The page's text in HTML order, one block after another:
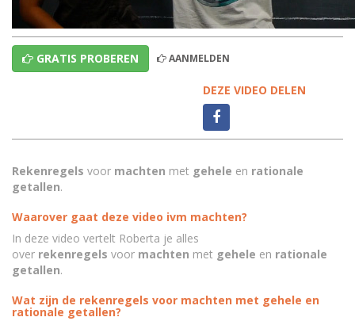
GRATIS PROBEREN AANMELDEN
DEZE VIDEO DELEN
Rekenregels voor machten met gehele en rationale
getallen.
Waarover gaat deze video ivm machten?
In deze video vertelt Roberta je alles
over rekenregels voor machten met gehele en rationale
getallen.
Wat zijn de rekenregels voor machten met gehele en
rationale getallen?